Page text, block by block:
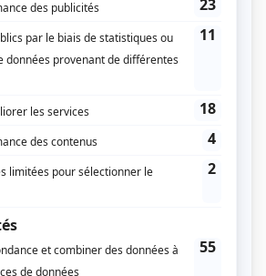
kiné du sport ?
kiné du sport, vous devez avoir
dans le domaine de la
compléter votre formation en
se fait soit par un cursus
par une formation spécifique
organismes privés.
terminée, vous devez obtenir
en tant que kiné du sport et vous
de votre ordre régional des